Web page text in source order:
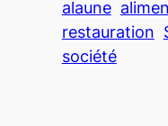
alaune
restauration
société